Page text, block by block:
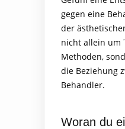
gegen eine
der
nicht allein um
Methoden,
die Beziehung
Behandler.
Woran du